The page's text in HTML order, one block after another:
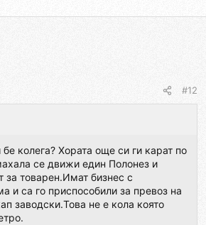
#12
колега? Хората още си ги карат по
се движи един Полонез и
за товарен.Имат бизнес с
и са го приспособили за превоз на
заводски.Това не е кола която